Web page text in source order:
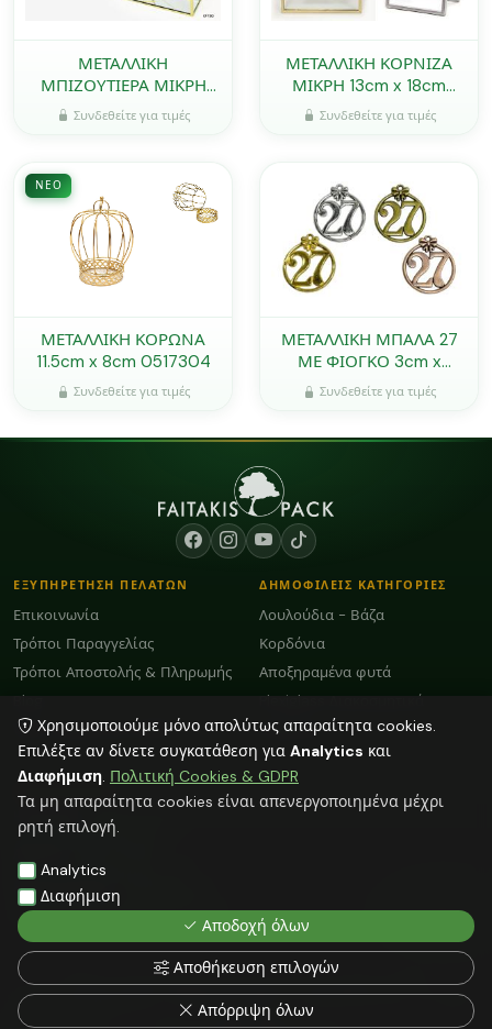
ΜΕΤΑΛΛΙΚΗ
ΜΠΙΖΟΥΤΙΕΡΑ ΜΙΚΡΗ
17.5cm 0506185
Συνδεθείτε για τιμές
ΜΕΤΑΛΛΙΚΗ ΚΟΡΝΙΖΑ
ΜΙΚΡΗ 13cm x 18cm
BB37-122003 0503240
Συνδεθείτε για τιμές
ΝΈΟ
ΜΕΤΑΛΛΙΚΗ ΚΟΡΩΝΑ
11.5cm x 8cm 0517304
Συνδεθείτε για τιμές
ΜΕΤΑΛΛΙΚΗ ΜΠΑΛΑ 27
ΜΕ ΦΙΟΓΚΟ 3cm x
3.5cm 0621622
Συνδεθείτε για τιμές
ΕΞΥΠΗΡΕΤΗΣΗ ΠΕΛΑΤΩΝ
Επικοινωνία
Τρόποι Παραγγελίας
Τρόποι Αποστολής & Πληρωμής
Blog
Όροι Χρήσης και GDPR
ΔΗΜΟΦΙΛΕΙΣ ΚΑΤΗΓΟΡΙΕΣ
Λουλούδια - Βάζα
Κορδόνια
Αποξηραμένα φυτά
Plexiglass Διακοσμητικά
Διάφορα
ΕΠΙΚΟΙΝΩΝΙΑ
ΗΡΑΚΛΕΙΟ: 2818103009
info@faitakispack.net
athens@faitakispack.net
ΘΕΣΣΑΛΟΝΙΚΗ:2310683980
thessaloniki@faitakispack.net
Όλες οι αναγραφόμενες τιμές δεν συμπεριλαμβάνουν ΦΠΑ
© 2026 FAITAKIS PACK — ΦΑΪΤΑΚΗΣ ΣΤΕΛΙΟΣ — faitakispack.net — All rights
reserved
Χρησιμοποιούμε μόνο απολύτως απαραίτητα cookies.
Επιλέξτε αν δίνετε συγκατάθεση για Analytics και
Διαφήμιση. Πολιτική Cookies & GDPR
Τα μη απαραίτητα cookies είναι απενεργοποιημένα μέχρι
ρητή επιλογή.
Analytics
Διαφήμιση
Αποδοχή όλων
Αποθήκευση επιλογών
Απόρριψη όλων